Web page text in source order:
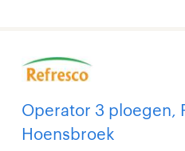
Operator 3 ploegen,
Hoensbroek